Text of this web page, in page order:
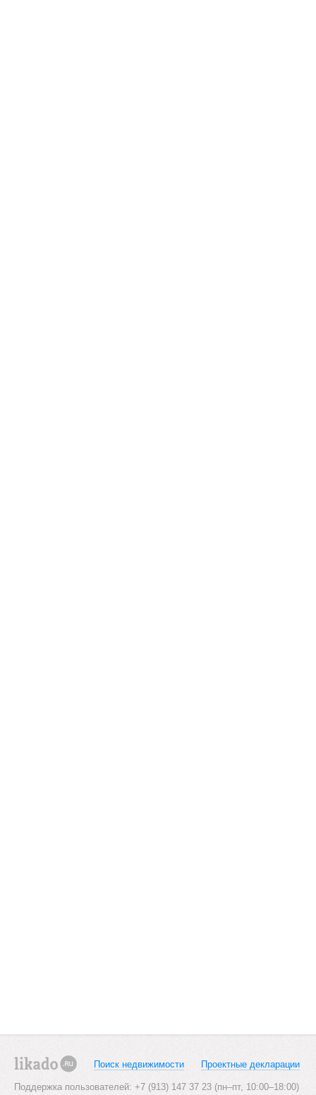
Поиск недвижимости Проектные декларации
Поддержка пользователей: +7 (913) 147 37 23 (пн–пт, 10:00–18:00)